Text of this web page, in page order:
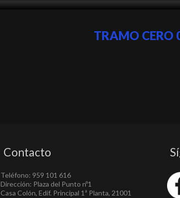
TRAMO CERO
Contacto
Teléfono: 959 101 616
Dirección: Plaza del Punto nº1
Casa Colón, Edif. Principal 1ª Planta, 21001